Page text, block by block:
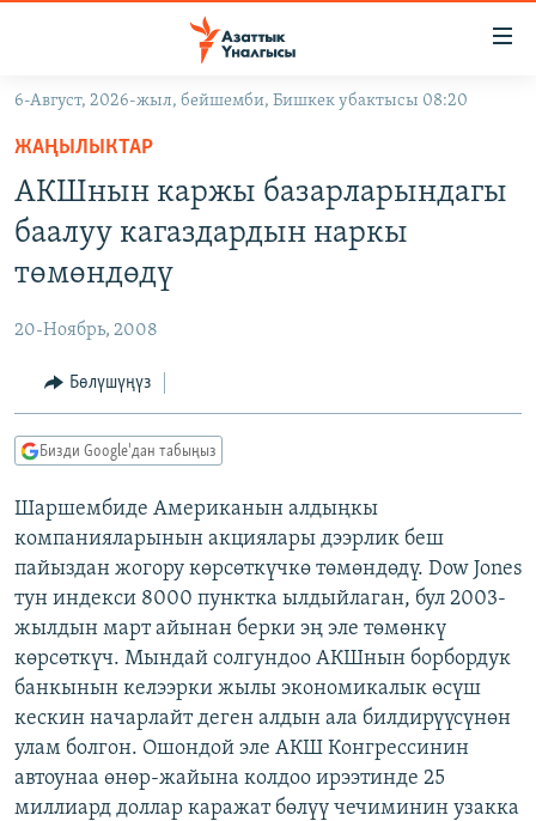
Навигацияга
өтүңүз
Издөөгө
салыңыз
МАДАНИЯТ
ДҮЙНӨ
УКРАИНА
ТВ ПРОГРАММАЛАР
БҮГҮН АЗАТТЫКТА
ДАНИСТЕ
ЭЖЕ-СИҢДИЛЕР
АЗАТТЫК+
ЫҢГАЙСЫЗ СУРООЛОР
ПОДКАСТ
ОНЛАЙН ШЕРИНЕ
ЭЕ/АРнун бардык сайттары
6-Август, 2026-жыл, бейшемби, Бишкек убактысы 08:20
ЖАҢЫЛЫКТАР
АКШнын каржы базарларындагы
баалуу кагаздардын наркы
төмөндөдү
20-Ноябрь, 2008
Бөлүшүңүз
Бизди Google'дан табыңыз
Шаршембиде Американын алдыңкы
компанияларынын акциялары дээрлик беш
пайыздан жогору көрсөткүчкө төмөндөдү. Dow Jones
тун индекси 8000 пунктка ылдыйлаган, бул 2003-
жылдын март айынан берки эң эле төмөнкү
көрсөткүч. Мындай солгундоо АКШнын борбордук
банкынын келээрки жылы экономикалык өсүш
кескин начарлайт деген алдын ала билдирүүсүнөн
улам болгон. Ошондой эле АКШ Конгрессинин
автоунаа өнөр-жайына колдоо ирээтинде 25
миллиард доллар каражат бөлүү чечиминин узакка